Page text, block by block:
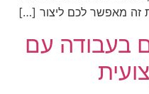
זה מאפשר לכם ליצור […]
בעבודה עם